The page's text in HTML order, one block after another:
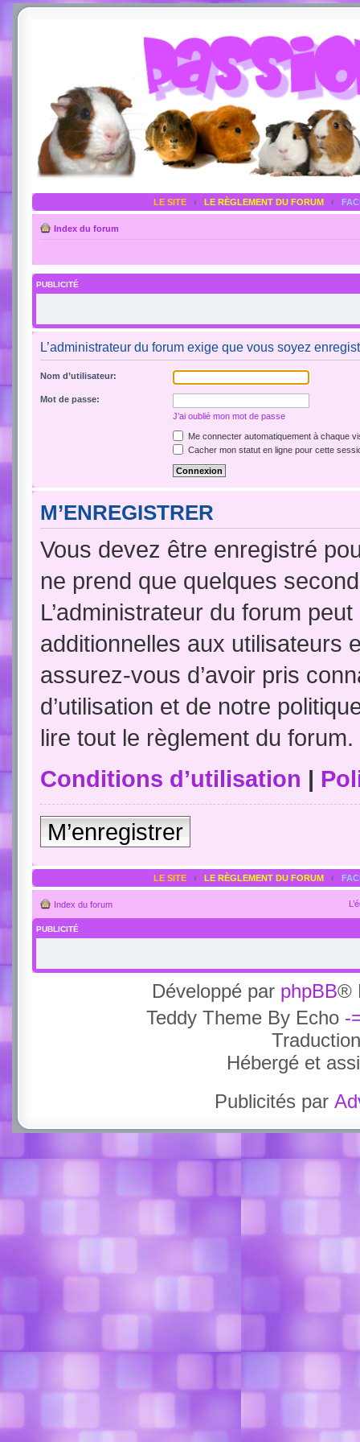
LE SITE ‹ LE RÈGLEMENT DU FORUM ‹
Index du forum
PUBLICITÉ
L’administrateur du forum exige que vous soyez
Nom d’utilisateur:
Mot de passe:
J’ai oublié mon mot de passe
Me connecter automatiquement à chaque
Cacher mon statut en ligne pour cette
M’ENREGISTRER
Vous devez être enregistré
ne prend que quelques
L’administrateur du forum
additionnelles aux utilisateurs
assurez-vous d’avoir pris
d’utilisation et de notre
lire tout le règlement du forum.
Conditions d’utilisation |
M’enregistrer
LE SITE ‹ LE RÈGLEMENT DU FORUM ‹
Index du forum
PUBLICITÉ
Développé par phpBB®
Teddy Theme By Echo -
Hébergé et
Publicités par